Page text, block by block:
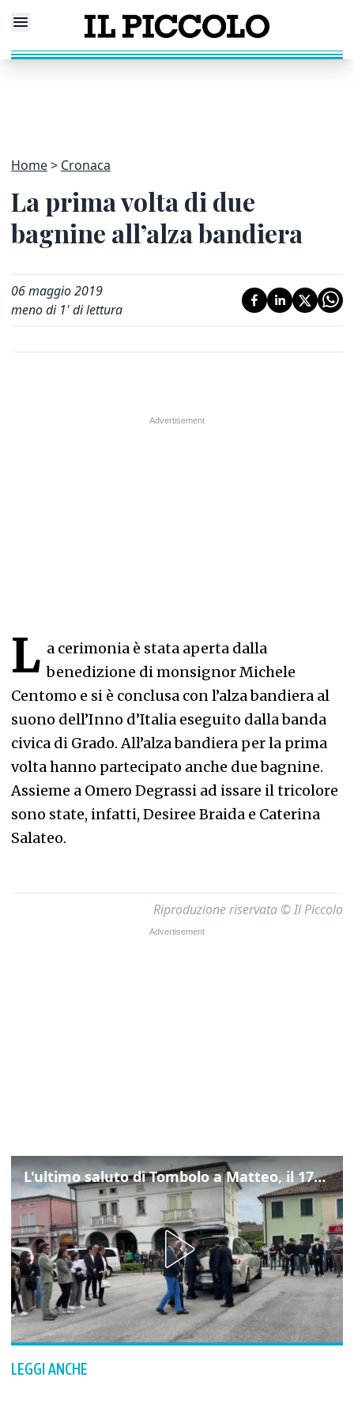
Home Cronaca
La prima volta di due
bagnine all’alza bandiera
06 maggio 2019
meno di 1' di lettura
L a cerimonia è stata aperta dalla
benedizione di monsignor Michele
Centomo e si è conclusa con l’alza bandiera al
suono dell’Inno d’Italia eseguito dalla banda
civica di Grado. All’alza bandiera per la prima
volta hanno partecipato anche due bagnine.
Assieme a Omero Degrassi ad issare il tricolore
sono state, infatti, Desiree Braida e Caterina
Salateo.
Riproduzione riservata © Il Piccolo
L'ultimo saluto di Tombolo a Matteo, il 17enne morto di tumore. Il video
LEGGI ANCHE